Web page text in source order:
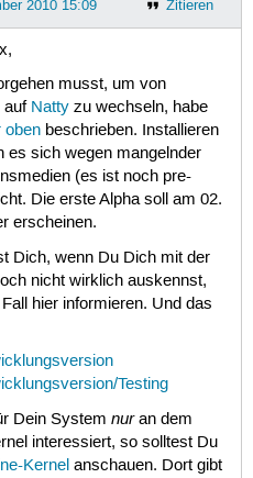
Zitieren
2010 15:09
musst, um von
auf Nattyzu wechseln, habe
obenbeschrieben. Installieren
es sich wegen mangelnder
(es ist noch pre-
Die erste Alpha soll am 02.
erscheinen.
Dich, wenn Du Dich mit der
nicht wirklich auskennst,
hier informieren. Und das
Testing
Dein System nuran dem
interessiert, so solltest Du
Kernelanschauen. Dort gibt